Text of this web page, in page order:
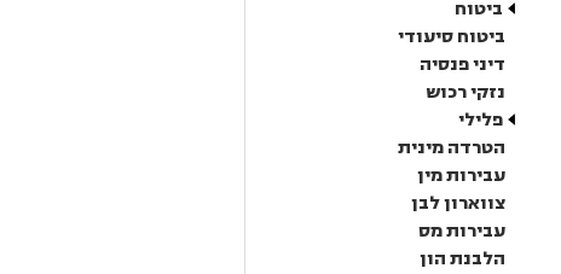
ביטוח
ביטוח סיעודי
דיני פנסיה
נזקי רכוש
פלילי
הטרדה מינית
עבירות מין
צווארון לבן
עבירות מס
הלבנת הון